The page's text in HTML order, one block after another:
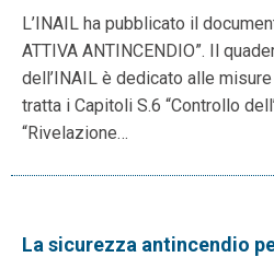
L’INAIL ha pubblicato il
ATTIVA ANTINCENDIO”. Il
dell’INAIL è dedicato alle
tratta i Capitoli S.6 “Controllo
“Rivelazione…
La sicurezza antincendio